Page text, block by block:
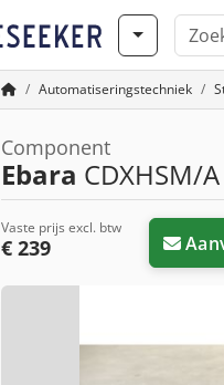
Automatiseringstechniek
Component
Ebara CDXHSM/
Vaste prijs excl. btw
€ 239